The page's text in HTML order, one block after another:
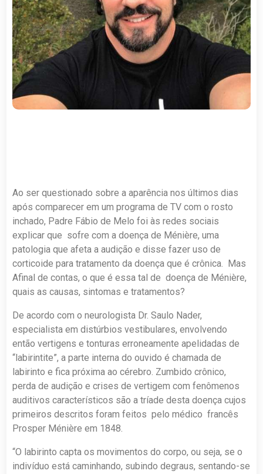
Ao ser questionado sobre a aparência nos últimos dias
após comparecer em um programa de TV com o rosto
inchado, Padre Fábio de Melo foi às redes sociais
explicar que sofre com a doença de Ménière, uma
patologia que afeta a audição e disse fazer uso de
corticoide para tratamento da doença que é crônica. Mas
Afinal de contas, o que é essa tal de doença de Ménière,
quais as causas, sintomas e tratamentos?
De acordo com o neurologista Dr. Saulo Nader,
especialista em distúrbios vestibulares, envolvendo
então vertigens e tonturas erroneamente apelidadas de
“labirintite”, a parte interna do ouvido é chamada de
labirinto e fica próxima ao cérebro. Zumbido crônico,
perda de audição e crises de vertigem com fenômenos
auditivos característicos são a tríade desta doença cujos
primeiros descritos foram feitos pelo médico francês
Prosper Ménière em 1848.
“O labirinto capta os movimentos do corpo, ou seja, se o
indivíduo está caminhando, subindo degraus, sentando-se